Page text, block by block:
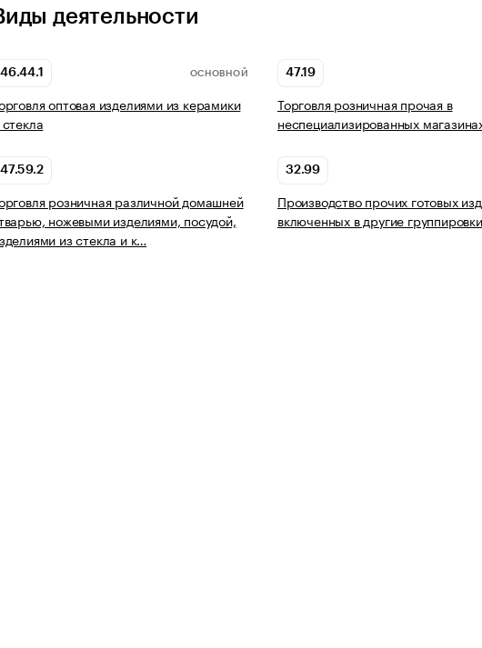
деятельности
46.44.1 ОСНОВНОЙ
оптовая изделиями из керамики
47.19
Торговля розничная прочая в
неспециализированных
47.59.2
розничная различной домашней
ножевыми изделиями, посудой,
из стекла и к…
32.99
Производство прочих готовых
включенных в другие группировки